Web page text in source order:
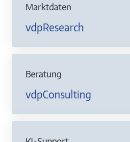
Marktdaten
vdpResearch
Beratung
vdpConsulting